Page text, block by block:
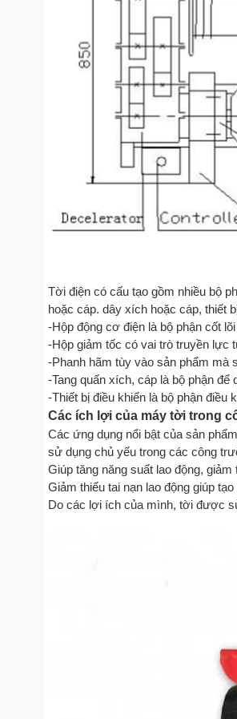
Tời điện có cấu tạo gồm nhiều bộ
hoặc cáp. dây xích hoặc cáp, thiết
-Hộp động cơ điện là bộ phận cốt
-Hộp giảm tốc có vai trò truyền lực
-Phanh hãm tùy vào sản phẩm mà
-Tang quấn xích, cáp là bộ phận để
-Thiết bị điều khiển là bộ phận điều
Các ích lợi của máy tời trong
Các ứng dụng nổi bật của sản
sử dụng chủ yếu trong các công
Giúp tăng năng suất lao động,
Giảm thiểu tai nạn lao động giúp
Do các lợi ích của mình, tời được